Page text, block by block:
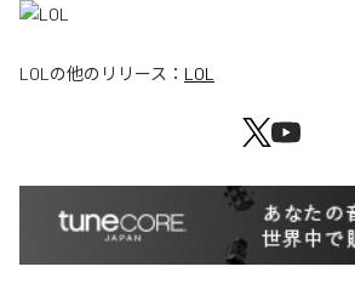
LOL の他のリリース： LOL